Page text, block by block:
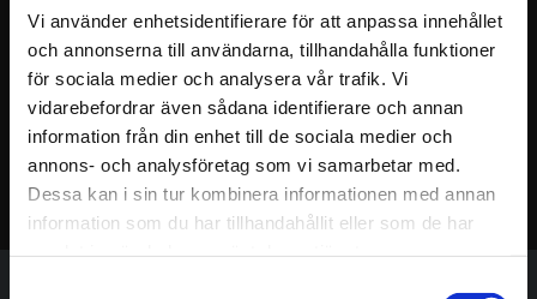
Vi använder enhetsidentifierare för att anpassa innehållet
och annonserna till användarna, tillhandahålla funktioner
för sociala medier och analysera vår trafik. Vi
vidarebefordrar även sådana identifierare och annan
information från din enhet till de sociala medier och
annons- och analysföretag som vi samarbetar med.
Dessa kan i sin tur kombinera informationen med annan
information som du har tillhandahållit eller som de har
vid utrymning
Övningen kan genomföras för hela personalgruppen
eller med särskilt fokus på exempelvis
brandskyddsansvariga, utrymningsledare, reception,